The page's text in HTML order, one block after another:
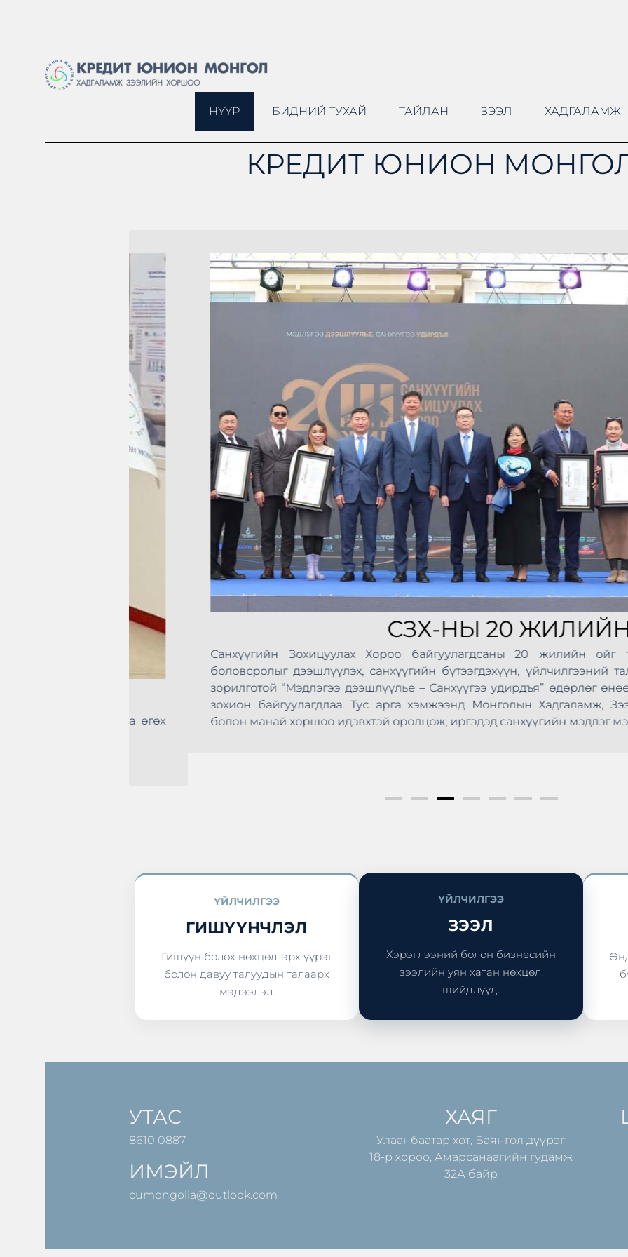
НҮҮР БИДНИЙ ТУХАЙ ТАЙЛАН ЗЭЭЛ ХАДГАЛАМЖ
КРЕДИТ ЮНИОН
СЗХ-НЫ 20 ЖИЛИЙН ОЙ
Санхүүгийн Зохицуулах Хороо байгуулагдсаны 20 жилийн ойг
боловсролыг дээшлүүлэх, санхүүгийн бүтээгдэхүүн, үйлчилгээний талаарх
зорилготой “Мэдлэгээ дээшлүүлье – Санхүүгээ удирдъя” өдөрлөг өнөөдөр
зохион байгуулагдлаа. Тус арга хэмжээнд Монголын Хадгаламж, Зээлийн
болон манай хоршоо идэвхтэй оролцож, иргэдэд санхүүгийн мэдлэг мэдээлэл
ҮЙЛЧИЛГЭЭ
ГИШҮҮНЧЛЭЛ
Гишүүн болох нөхцөл, эрх үүрэг
болон давуу талуудын талаарх
мэдээлэл.
ҮЙЛЧИЛГЭЭ
ЗЭЭЛ
Хэрэглээний болон бизнесийн
зээлийн уян хатан нөхцөл,
шийдлүүд.
УТАС
8610 0887
ИМЭЙЛ
cumongolia@outlook.com
ХАЯГ
Улаанбаатар хот, Баянгол дүүрэг
18-р хороо, Амарсанаагийн гудамж
32А байр